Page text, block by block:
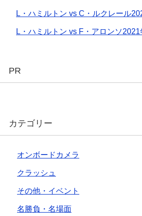
L・ハミルトン vs C・ルクレール
L・ハミルトン vs F・アロンソ
PR
カテゴリー
オンボードカメラ
クラッシュ
その他・イベント
名勝負・名場面